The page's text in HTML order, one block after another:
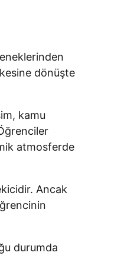
dönüşte
kamu
atmosferde
Ancak
durumda